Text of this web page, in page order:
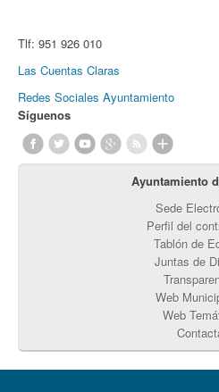
Tlf: 951 926 010
Las Cuentas Claras
Redes Sociales Ayuntamiento
Síguenos
Ayuntamiento
Sede
Perfil del
Tablón de
Juntas de
Web
Web